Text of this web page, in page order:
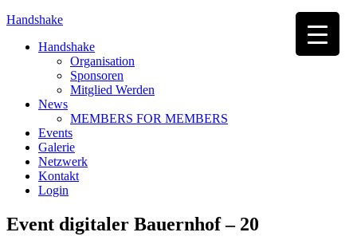
Handshake
Handshake
Organisation
Sponsoren
Mitglied Werden
News
MEMBERS FOR MEMBERS
Events
Galerie
Netzwerk
Kontakt
Login
Event digitaler Bauernhof – 20